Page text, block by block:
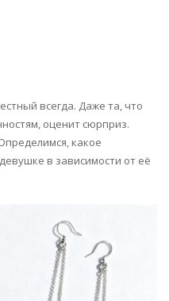
всегда. Даже та, что
оценит сюрприз.
какое
в зависимости от её